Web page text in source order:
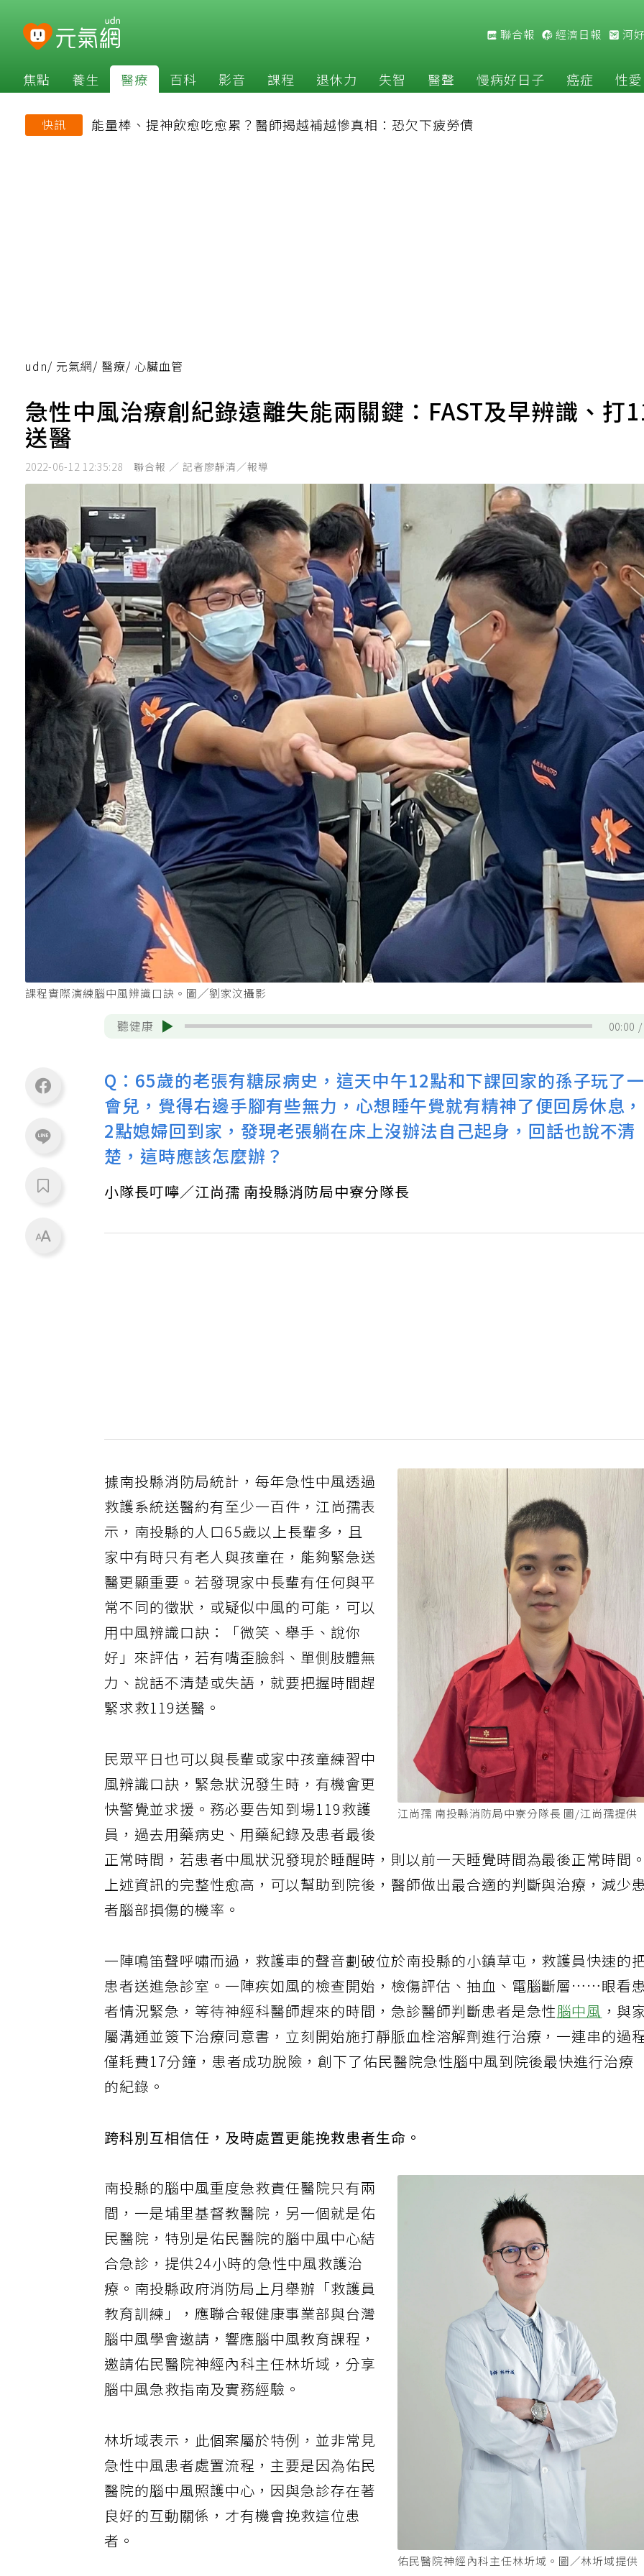
聯合報 經濟日報 河
焦點 養生 醫療 百科 影音 課程 退休力 失智 醫聲 慢病好日子 癌症 性愛
快訊 能量棒、提神飲愈吃愈累？醫師揭越補越慘真相：恐欠下疲勞債
udn/ 元氣網/ 醫療/ 心臟血管
急性中風治療創紀錄遠離失能兩關鍵：FAST及早辨識、打
送醫
2022-06-12 12:35:28 聯合報 ／ 記者廖靜清／報導
課程實際演練腦中風辨識口訣。圖╱劉家汶攝影
聽健康 00:00
Q：65歲的老張有糖尿病史，這天中午12點和下課回家的孫子玩了
會兒，覺得右邊手腳有些無力，心想睡午覺就有精神了便回房休息
2點媳婦回到家，發現老張躺在床上沒辦法自己起身，回話也說不清
楚，這時應該怎麼辦？
小隊長叮嚀／江尚孺 南投縣消防局中寮分隊長
江尚孺 南投縣消防局中寮分隊長 圖/江尚孺提供
據南投縣消防局統計，每年急性中風透過
救護系統送醫約有至少一百件，江尚孺表
示，南投縣的人口65歲以上長輩多，且
家中有時只有老人與孩童在，能夠緊急送
醫更顯重要。若發現家中長輩有任何與平
常不同的徵狀，或疑似中風的可能，可以
用中風辨識口訣：「微笑、舉手、說你
好」來評估，若有嘴歪臉斜、單側肢體無
力、說話不清楚或失語，就要把握時間趕
緊求救119送醫。
民眾平日也可以與長輩或家中孩童練習中
風辨識口訣，緊急狀況發生時，有機會更
快警覺並求援。務必要告知到場119救護
員，過去用藥病史、用藥紀錄及患者最後
正常時間，若患者中風狀況發現於睡醒時，則以前一天睡覺時間為最後正常時間
上述資訊的完整性愈高，可以幫助到院後，醫師做出最合適的判斷與治療，減少
者腦部損傷的機率。
一陣鳴笛聲呼嘯而過，救護車的聲音劃破位於南投縣的小鎮草屯，救護員快速的
患者送進急診室。一陣疾如風的檢查開始，檢傷評估、抽血、電腦斷層……眼看
者情況緊急，等待神經科醫師趕來的時間，急診醫師判斷患者是急性腦中風 ，與
屬溝通並簽下治療同意書，立刻開始施打靜脈血栓溶解劑進行治療，一連串的過
僅耗費17分鐘，患者成功脫險，創下了佑民醫院急性腦中風到院後最快進行治療
的紀錄。
跨科別互相信任，及時處置更能挽救患者生命。
南投縣的腦中風重度急救責任醫院只有兩
間，一是埔里基督教醫院，另一個就是佑
民醫院，特別是佑民醫院的腦中風中心結
合急診，提供24小時的急性中風救護治
療。南投縣政府消防局上月舉辦「救護員
教育訓練」，應聯合報健康事業部與台灣
腦中風學會邀請，響應腦中風教育課程，
邀請佑民醫院神經內科主任林圻域，分享
腦中風急救指南及實務經驗。
林圻域表示，此個案屬於特例，並非常見
急性中風患者處置流程，主要是因為佑民
醫院的腦中風照護中心，因與急診存在著
良好的互動關係，才有機會挽救這位患
者。